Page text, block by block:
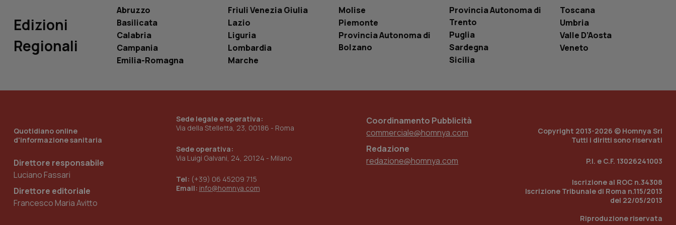
Edizioni
Regionali
Abruzzo
Basilicata
Calabria
Campania
Emilia-Romagna
Friuli Venezia Giulia
Lazio
Liguria
Lombardia
Marche
Molise
Piemonte
Provincia Autonoma di
Bolzano
Provincia Autonoma di
Trento
Puglia
Sardegna
Sicilia
Toscana
Umbria
Valle D’Aosta
Veneto
Quotidiano online
d'informazione sanitaria
Direttore responsabile
Luciano Fassari
Direttore editoriale
Francesco Maria Avitto
Sede legale e operativa:
Via della Stelletta, 23, 00186 - Roma
Sede operativa:
Via Luigi Galvani, 24, 20124 - Milano
Tel: (+39) 06 45209 715
Email: info@homnya.com
Coordinamento Pubblicità
commerciale@homnya.com
Redazione
redazione@homnya.com
Copyright 2013-2026 © Homnya Srl
Tutti i diritti sono riservati
P.I. e C.F. 13026241003
Iscrizione al ROC n.34308
Iscrizione Tribunale di Roma n.115/2013
del 22/05/2013
Riproduzione riservata
utente
www.quotidianosanita.it
Questo cookie è impostato dall'applicazione per abilitare il
sistema di tracking solo in caso di utenti loggato con identity
provider WelfareLink.